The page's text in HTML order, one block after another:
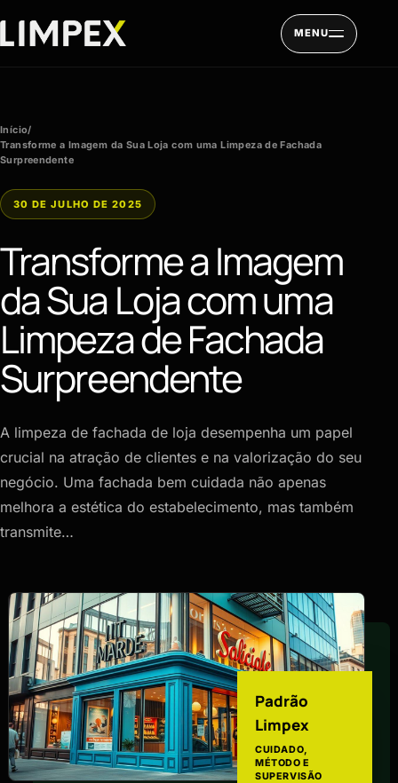
MENU
Início/
Transforme a Imagem da Sua Loja com uma Limpeza de Fachada
Surpreendente
30 DE JULHO DE 2025
Transforme a Imagem
da Sua Loja com uma
Limpeza de Fachada
Surpreendente
A limpeza de fachada de loja desempenha um papel
crucial na atração de clientes e na valorização do seu
negócio. Uma fachada bem cuidada não apenas
melhora a estética do estabelecimento, mas também
transmite…
Padrão
Limpex
CUIDADO,
MÉTODO E
SUPERVISÃO